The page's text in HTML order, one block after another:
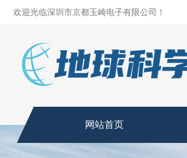
欢迎光临深圳市京都玉崎电子有限公司！
网站首页